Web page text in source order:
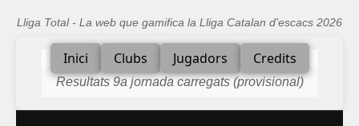
Lliga Total - La web que gamifica la Lliga Catalan d'escacs 2026
Inici Clubs Jugadors Credits
Resultats 9a jornada carregats (provisional)